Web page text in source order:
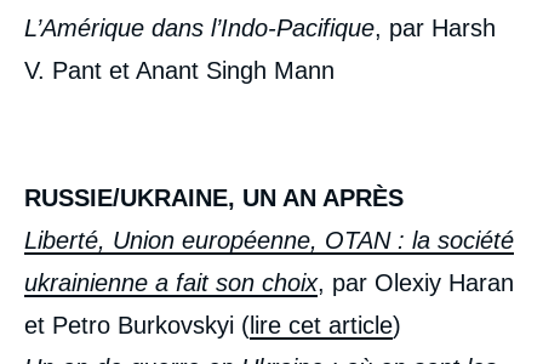
L’Amérique dans l’Indo-Pacifique, par Harsh
V. Pant et Anant Singh Mann
RUSSIE/UKRAINE, UN AN APRÈS
Liberté, Union européenne, OTAN : la société
ukrainienne a fait son choix, par Olexiy Haran
et Petro Burkovskyi (lire cet article)